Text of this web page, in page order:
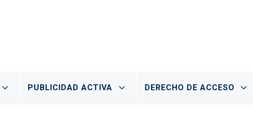
PUBLICIDAD ACTIVA DERECHO DE ACCESO